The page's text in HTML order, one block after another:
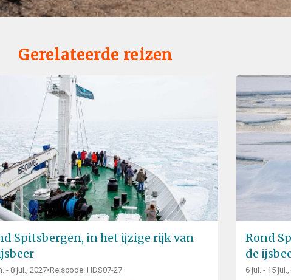
Gerelateerde reizen
Spitsbergen, in het ijzige rijk van
- 8 jul., 2027•Reiscode: HDS07-27
Rond
de
6 jul. - 15